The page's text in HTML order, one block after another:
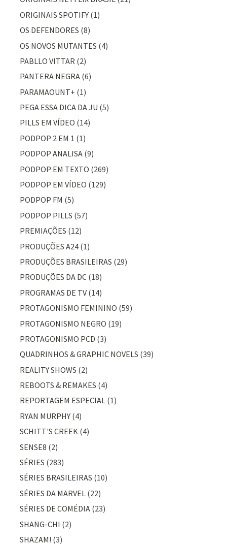
ORIGINAIS SPOTIFY (1)
OS DEFENDORES (8)
OS NOVOS MUTANTES (4)
PABLLO VITTAR (2)
PANTERA NEGRA (6)
PARAMAOUNT+ (1)
PEGA ESSA DICA DA JU (5)
PILLS EM VÍDEO (14)
PODPOP 2 EM 1 (1)
PODPOP ANALISA (9)
PODPOP EM TEXTO (269)
PODPOP EM VÍDEO (129)
PODPOP FM (5)
PODPOP PILLS (57)
PREMIAÇÕES (12)
PRODUÇÕES A24 (1)
PRODUÇÕES BRASILEIRAS (29)
PRODUÇÕES DA DC (18)
PROGRAMAS DE TV (14)
PROTAGONISMO FEMININO (59)
PROTAGONISMO NEGRO (19)
PROTAGONISMO PCD (3)
QUADRINHOS & GRAPHIC NOVELS (39)
REALITY SHOWS (2)
REBOOTS & REMAKES (4)
REPORTAGEM ESPECIAL (1)
RYAN MURPHY (4)
SCHITT'S CREEK (4)
SENSE8 (2)
SÉRIES (283)
SÉRIES BRASILEIRAS (10)
SÉRIES DA MARVEL (22)
SÉRIES DE COMÉDIA (23)
SHANG-CHI (2)
SHAZAM! (3)